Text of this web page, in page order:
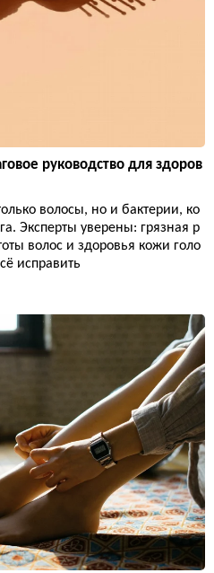
руководство для здоров
волосы, но и бактерии, ко
Эксперты уверены: грязная р
волос и здоровья кожи голо
исправить